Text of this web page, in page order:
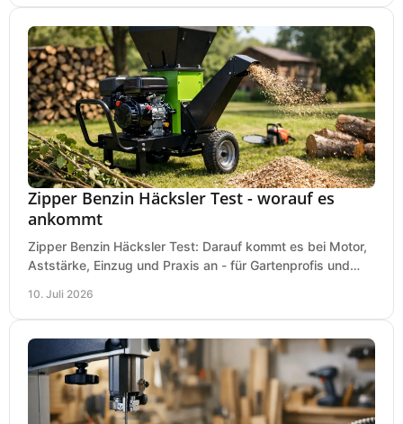
Zipper Benzin Häcksler Test - worauf es
ankommt
Zipper Benzin Häcksler Test: Darauf kommt es bei Motor,
Aststärke, Einzug und Praxis an - für Gartenprofis und
10. Juli 2026